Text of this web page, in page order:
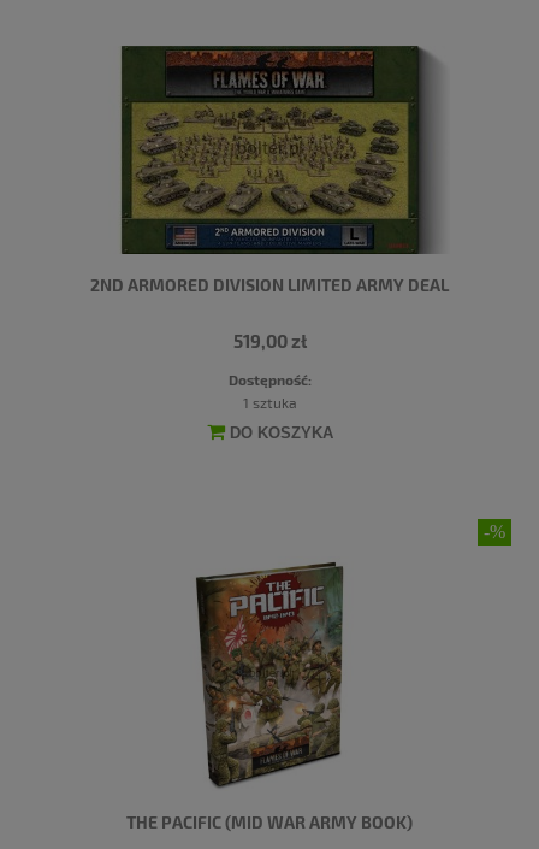
2ND ARMORED DIVISION LIMITED ARMY DEAL
519,00 zł
Dostępność:
1 sztuka
DO KOSZYKA
THE PACIFIC (MID WAR ARMY BOOK)